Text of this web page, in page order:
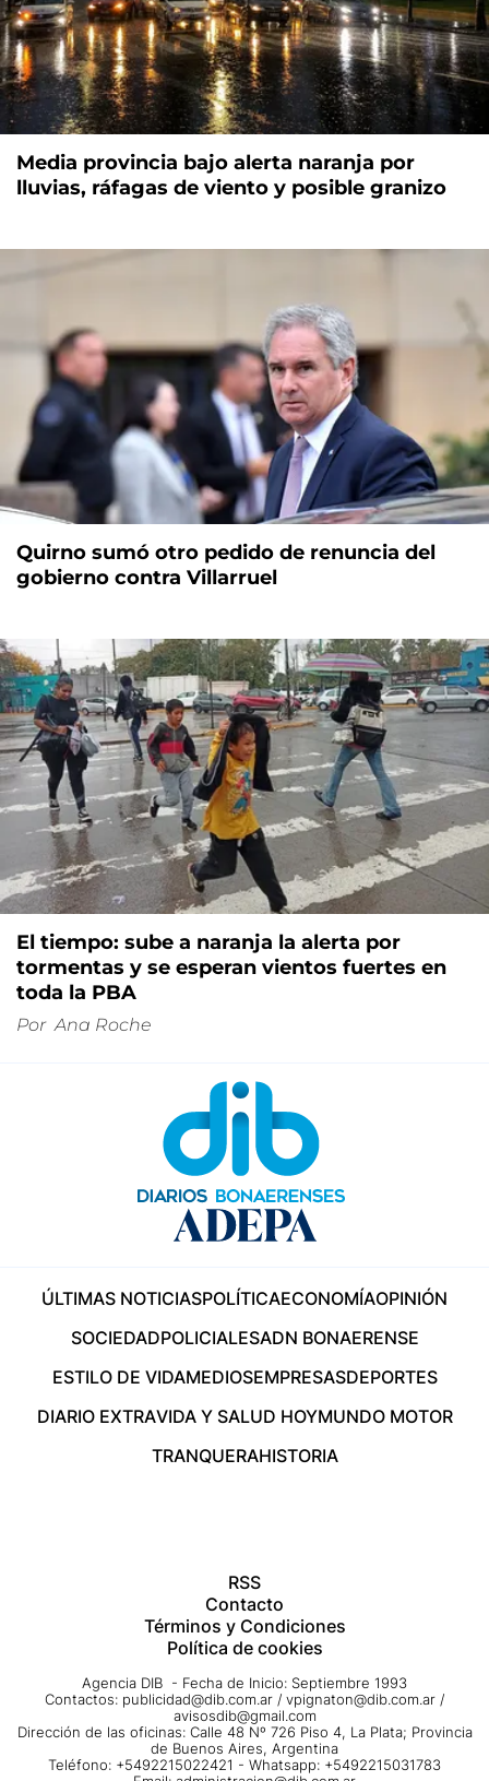
Media provincia bajo alerta naranja por
lluvias, ráfagas de viento y posible granizo
Quirno sumó otro pedido de renuncia del
gobierno contra Villarruel
El tiempo: sube a naranja la alerta por
tormentas y se esperan vientos fuertes en
toda la PBA
Por Ana Roche
ÚLTIMAS NOTICIASPOLÍTICAECONOMÍAOPINIÓN
SOCIEDADPOLICIALESADN BONAERENSE
ESTILO DE VIDAMEDIOSEMPRESASDEPORTES
DIARIO EXTRAVIDA Y SALUD HOYMUNDO MOTOR
TRANQUERAHISTORIA
RSS
Contacto
Términos y Condiciones
Política de cookies
Agencia DIB - Fecha de Inicio: Septiembre 1993
Contactos: publicidad@dib.com.ar / vpignaton@dib.com.ar /
avisosdib@gmail.com
Dirección de las oficinas: Calle 48 Nº 726 Piso 4, La Plata; Provincia
de Buenos Aires, Argentina
Teléfono: +5492215022421 - Whatsapp: +5492215031783